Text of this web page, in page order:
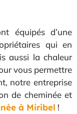
équipés d’une
qui en
aussi la chaleur
vous permettre
notre entreprise
de cheminée et
à Miribel !